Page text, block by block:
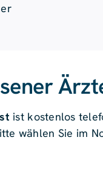
ist kostenlos
wählen Sie im